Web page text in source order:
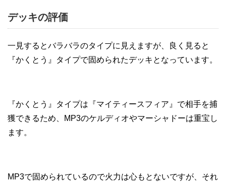
デッキの評価
一見するとバラバラのタイプに見えますが、良く見ると
『かくとう』タイプで固められたデッキとなっています。
『かくとう』タイプは『マイティースフィア』で相手を捕
獲できるため、MP3のケルディオやマーシャドーは重宝し
ます。
MP3で固められているので火力は心もとないですが、それ